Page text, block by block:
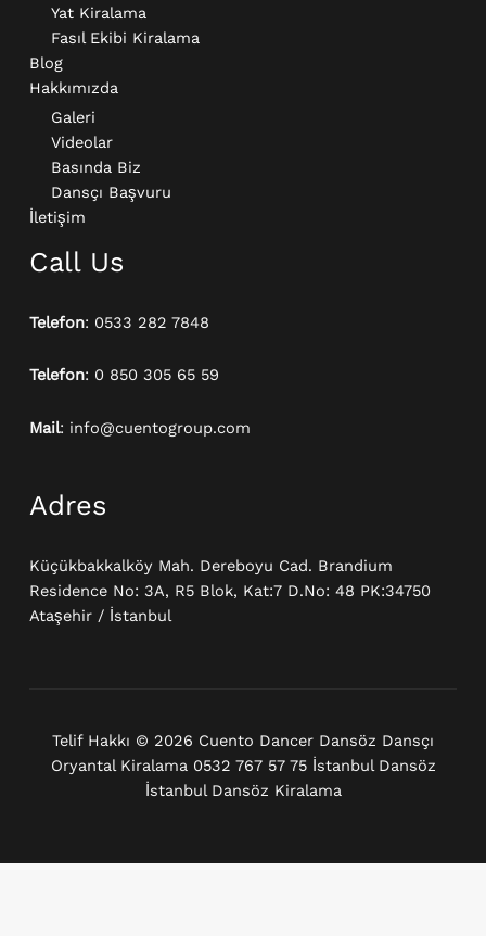
Yat Kiralama
Fasıl Ekibi Kiralama
Blog
Hakkımızda
Galeri
Videolar
Basında Biz
Dansçı Başvuru
İletişim
Call Us
Telefon: 0533 282 7848
Telefon: 0 850 305 65 59
Mail: info@cuentogroup.com
Adres
Küçükbakkalköy Mah. Dereboyu Cad. Brandium
Residence No: 3A, R5 Blok, Kat:7 D.No: 48 PK:34750
Ataşehir / İstanbul
Telif Hakkı © 2026 Cuento Dancer Dansöz Dansçı
Oryantal Kiralama 0532 767 57 75 İstanbul Dansöz
İstanbul Dansöz Kiralama